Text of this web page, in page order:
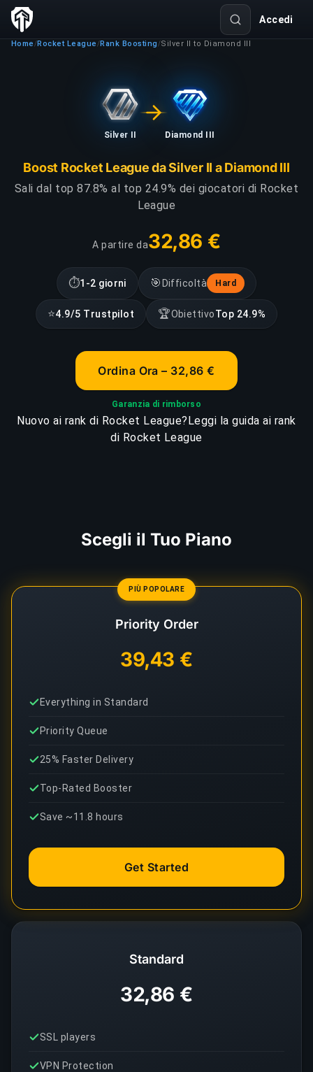
Accedi
Home /Rocket League /Rank Boosting /Silver II to Diamond III
Silver II Diamond III
Boost Rocket League da Silver II a Diamond III
Sali dal top 87.8% al top 24.9% dei giocatori di Rocket
League
A partire da32,86 €
⏱1-2 giorni 🎯 Difficoltà Hard
⭐4.9/5 Trustpilot 🏆ObiettivoTop 24.9%
Ordina Ora – 32,86 €
Garanzia di rimborso
Nuovo ai rank di Rocket League?Leggi la guida ai rank
di Rocket League
Scegli il Tuo Piano
Standard
32,86 €
SSL players
VPN Protection
PIÙ POPOLARE
Priority Order
39,43 €
Everything in Standard
Priority Queue
25% Faster Delivery
Top-Rated Booster
Save ~11.8 hours
Get Started